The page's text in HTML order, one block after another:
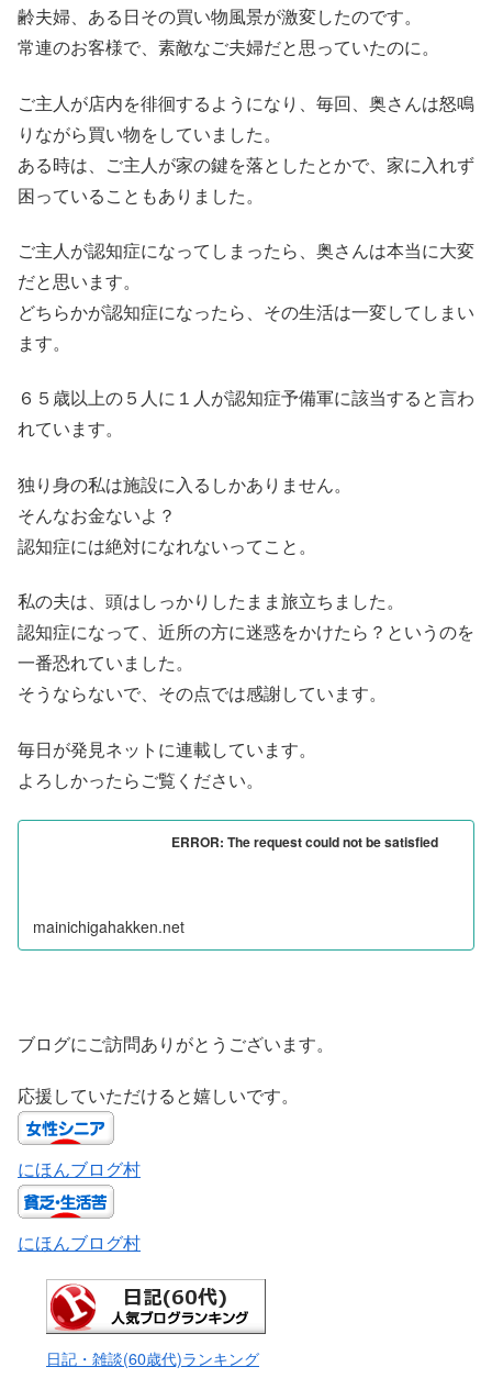
齢夫婦、ある日その買い物風景が激変したのです。
常連のお客様で、素敵なご夫婦だと思っていたのに。
ご主人が店内を徘徊するようになり、毎回、奥さんは怒鳴
りながら買い物をしていました。
ある時は、ご主人が家の鍵を落としたとかで、家に入れず
困っていることもありました。
ご主人が認知症になってしまったら、奥さんは本当に大変
だと思います。
どちらかが認知症になったら、その生活は一変してしまい
ます。
６５歳以上の５人に１人が認知症予備軍に該当すると言わ
れています。
独り身の私は施設に入るしかありません。
そんなお金ないよ？
認知症には絶対になれないってこと。
私の夫は、頭はしっかりしたまま旅立ちました。
認知症になって、近所の方に迷惑をかけたら？というのを
一番恐れていました。
そうならないで、その点では感謝しています。
毎日が発見ネットに連載しています。
よろしかったらご覧ください。
ERROR: The request could not be satisfied
mainichigahakken.net
ブログにご訪問ありがとうございます。
応援していただけると嬉しいです。
にほんブログ村
にほんブログ村
日記・雑談(60歳代)ランキング